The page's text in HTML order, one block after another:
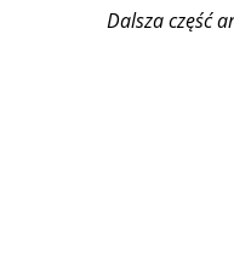
Dalsza część